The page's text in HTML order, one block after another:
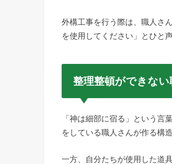
外構工事を行う際は、職人さ
を使用してください」とひと
整理整頓ができな
「神は細部に宿る」という言
をしている職人さんが作る構
一方、自分たちが使用した道